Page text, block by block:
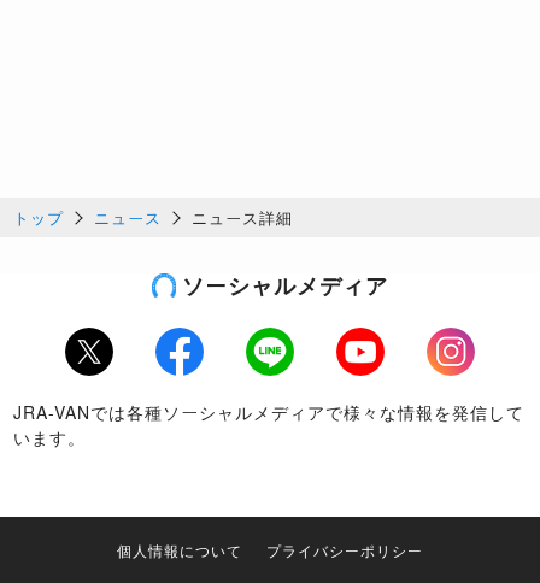
トップ ニュース ニュース詳細
ソーシャルメディア
Twitter Facebook LINE Youtube
Instagram
JRA-VANでは各種ソーシャルメディアで様々な情報を発信して
います。
個人情報について
プライバシーポリシー